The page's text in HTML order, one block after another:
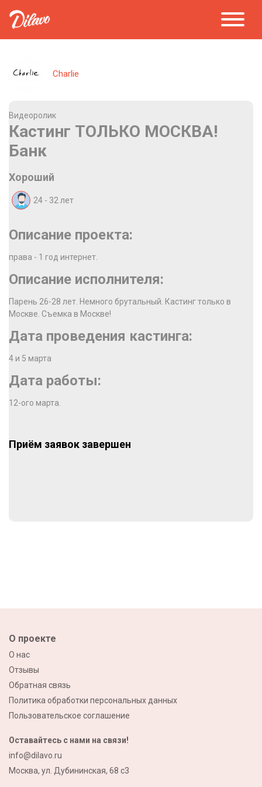
Charlie
Видеоролик
Кастинг ТОЛЬКО МОСКВА!
Банк
Хороший
24 - 32 лет
Описание проекта:
права - 1 год интернет.
Описание исполнителя:
Парень 26-28 лет. Немного брутальный. Кастинг только в
Москве. Съемка в Москве!
Дата проведения кастинга:
4 и 5 марта
Дата работы:
12-ого марта.
Приём заявок завершен
О проекте
О нас
Отзывы
Обратная связь
Политика обработки персональных данных
Пользовательское соглашение
Оставайтесь с нами на связи!
info@dilavo.ru
Москва, ул. Дубининская, 68 с3